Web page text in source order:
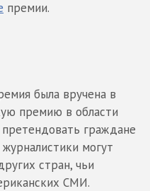
премии.
была вручена в
премию в области
граждане
могут
стран, чьи
СМИ.